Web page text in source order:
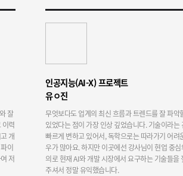
잘
이력
개
이
저
인공지능(AI-X) 프로젝트
유ㅇ진
무엇보다도 업계의 최신 흐름과 트렌드를 잘 파악
있었다는 점이 가장 인상 깊었습니다. 기술이라는
빠르게 변하고 있어서, 독학으로는 따라가기 어려
우가 많아요. 하지만 이곳에선 강사님이 현업 중심
의로 현재 AI와 개발 시장에서 요구하는 기술들을
주셔서 정말 유익했습니다.